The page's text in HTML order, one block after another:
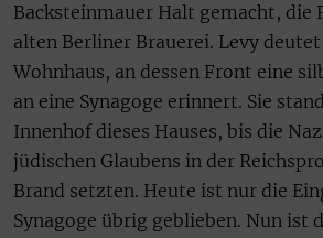
Backsteinmauer Halt gemacht, die
alten Berliner Brauerei. Levy
Wohnhaus, an dessen Front eine
an eine Synagoge erinnert. Sie
Innenhof dieses Hauses, bis die
jüdischen Glaubens in der
Brand setzten. Heute ist nur die
Synagoge übrig geblieben. Nun ist